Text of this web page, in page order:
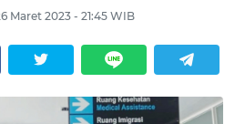
Maret 2023 - 21:45 WIB